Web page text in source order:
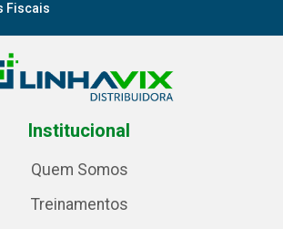
Fiscais
Institucional
Quem Somos
Treinamentos